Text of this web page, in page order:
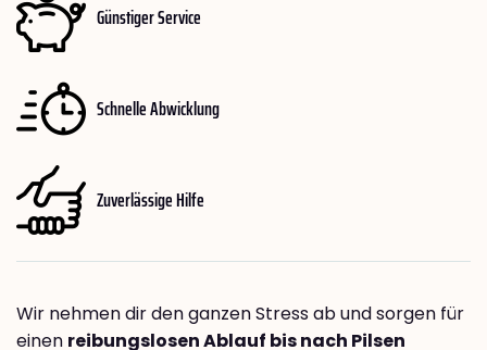
Günstiger Service
Schnelle Abwicklung
Zuverlässige Hilfe
Wir nehmen dir den ganzen Stress ab und sorgen für
einen reibungslosen Ablauf bis nach Pilsen